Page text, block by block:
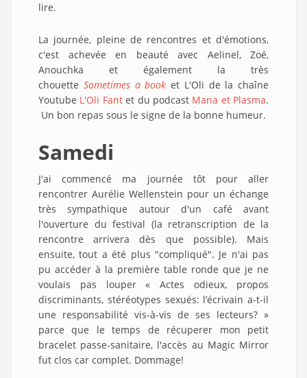
lire.
La journée, pleine de rencontres et d'émotions,
c'est achevée en beauté avec Aelinel, Zoé,
Anouchka et également la très
chouette Sometimes a book et L'Oli de la chaîne
Youtube L'Oli Fantet du podcast Mana et Plasma.
Un bon repas sous le signe de la bonne humeur.
Samedi
J'ai commencé ma journée tôt pour aller
rencontrer Aurélie Wellenstein pour un échange
très sympathique autour d'un café avant
l'ouverture du festival (la retranscription de la
rencontre arrivera dès que possible). Mais
ensuite, tout a été plus "compliqué". Je n'ai pas
pu accéder à la première table ronde que je ne
voulais pas louper « Actes odieux, propos
discriminants, stéréotypes sexués: l’écrivain a-t-il
une responsabilité vis-à-vis de ses lecteurs? »
parce que le temps de récuperer mon petit
bracelet passe-sanitaire, l'accès au Magic Mirror
fut clos car complet. Dommage!